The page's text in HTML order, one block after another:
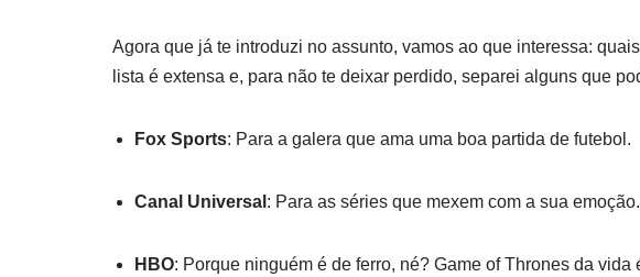
Agora que já te introduzi no assunto, vamos ao que interessa:
lista é extensa e, para não te deixar perdido, separei alguns que
Fox Sports: Para a galera que ama uma boa partida de futebol.
Canal Universal : Para as séries que mexem com a sua emoção.
HBO: Porque ninguém é de ferro, né? Game of Thrones da vida